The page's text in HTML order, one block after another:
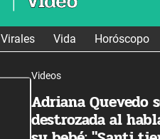
Virales Vida Horóscopo
Videos
Adriana Quevedo
destrozada al